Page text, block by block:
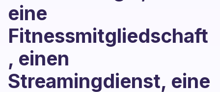
eine
Fitnessmitgliedschaft
, einen
Streamingdienst, eine